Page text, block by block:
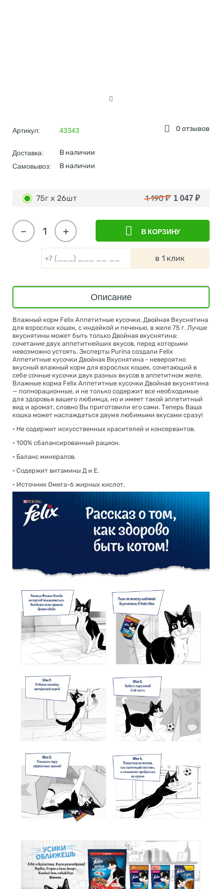
0 отзывов
Артикул: 43343
Доставка: В наличии
Самовывоз: В наличии
75г х 26шт 1 190₽ 1 047 ₽
+
− В КОРЗИНУ
в 1 клик
Описание
Влажный корм Felix Аппетитные кусочки, Двойная Вкуснятина
для взрослых кошек, с индейкой и печенью, в желе 75 г. Лучше
вкуснятины может быть только Двойная вкуснятина:
сочетание двух аппетитнейших вкусов, перед которыми
невозможно устоять. Эксперты Purina создали Felix
Аппетитные кусочки Двойная Вкуснятина - невероятно
вкусный влажный корм для взрослых кошек, сочетающий в
себе сочные кусочки двух разных вкусов в аппетитном желе.
Влажные корма Felix Аппетитные кусочки Двойная вкуснятина
— полнорационные, и не только содержит все необходимые
для здоровья вашего любимца, но и имеет такой аппетитный
вид и аромат, словно Вы приготовили его сами. Теперь Ваша
кошка может наслаждаться двумя любимыми вкусами сразу!
• Не содержит искусственных красителей и консервантов.
• 100% сбалансированный рацион.
• Баланс минералов.
• Содержит витамины Д и Е.
• Источник Омега-6 жирных кислот.